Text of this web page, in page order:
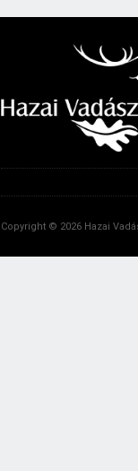
Copyright © 2026 Hazai